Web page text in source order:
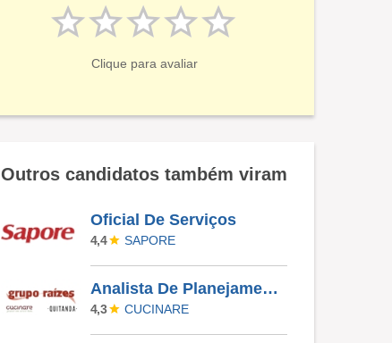
Clique para avaliar
Outros candidatos também viram
Oficial De Serviços
4,4 SAPORE
Analista De Planejamento De Cardápios Sr
4,3 CUCINARE